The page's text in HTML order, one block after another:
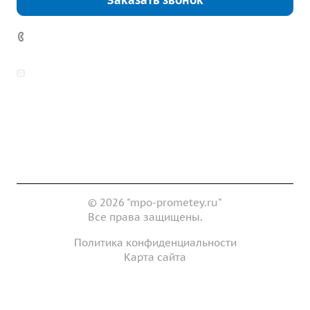
© 2026 "mpo-prometey.ru"
Все права защищены.
Политика конфиденциальности
Карта сайта